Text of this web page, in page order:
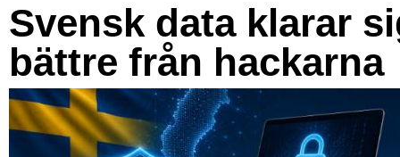
Svensk data klarar
bättre från hackarna